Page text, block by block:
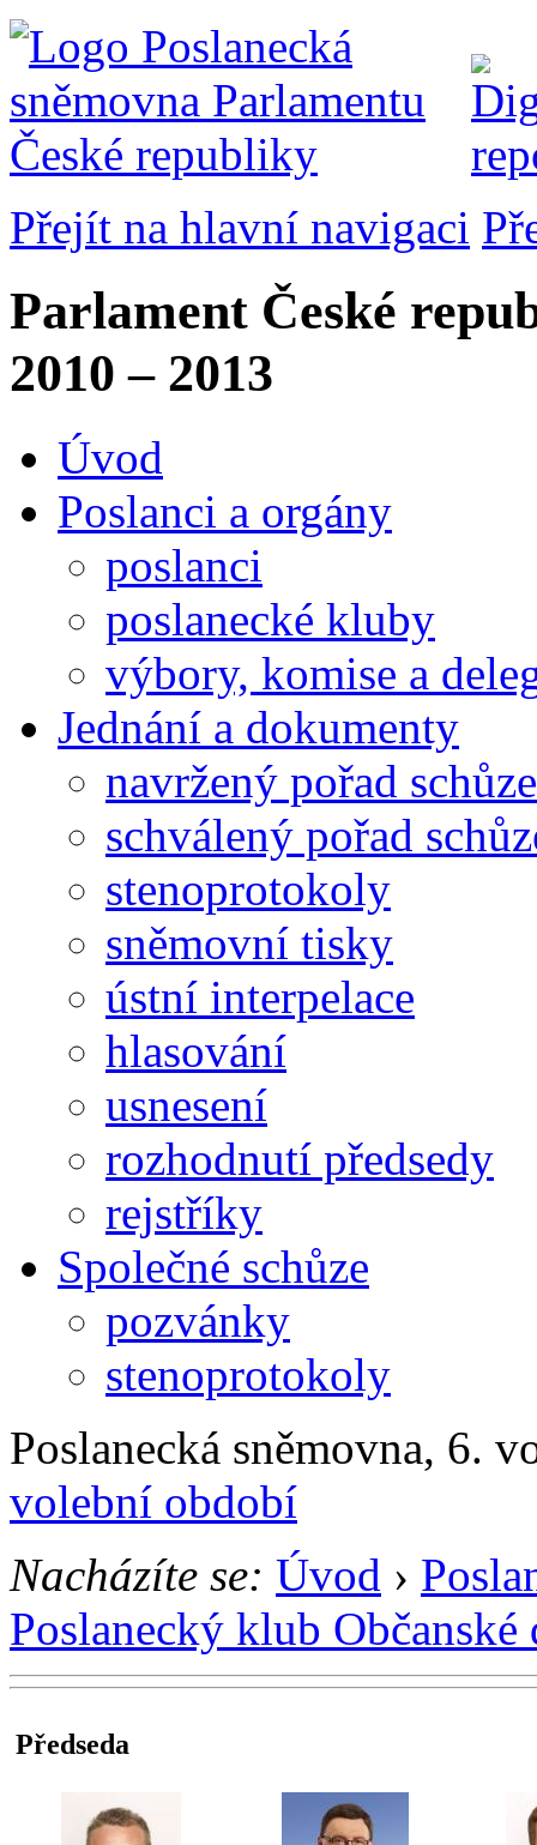
Přejít na hlavní navigaci
Parlament České
2010 – 2013
Úvod
Poslanci a orgány
poslanci
poslanecké kluby
výbory, komise a
Jednání a dokumenty
navržený pořad schůze
schválený pořad
stenoprotokoly
sněmovní tisky
ústní interpelace
hlasování
usnesení
rozhodnutí předsedy
rejstříky
Společné schůze
pozvánky
stenoprotokoly
Poslanecká sněmovna, 6.
volební období
Nacházíte se: Úvod ›
Poslanecký klub
Předseda